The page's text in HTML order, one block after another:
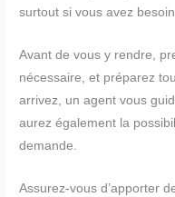
surtout si vous avez
Avant de vous y rendre,
nécessaire, et préparez
arrivez, un agent vous
aurez également la
demande.
Assurez-vous d’apporter